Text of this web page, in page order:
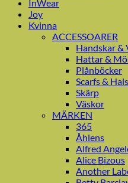
InWear
Joy
Kvinna
ACCESSOARER
Handskar &
Hattar &
Plånböcker
Scarfs &
Skärp
Väskor
MÄRKEN
365
Åhlens
Alfred
Alice Bizous
Another